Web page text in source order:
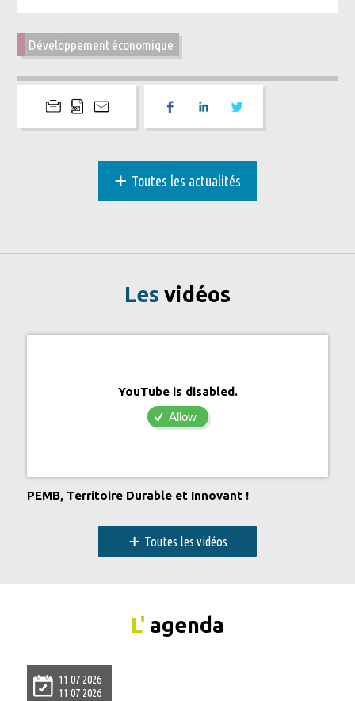
Développement économique
+ Toutes les actualités
Les vidéos
YouTube is disabled.
Allow
PEMB, Territoire Durable et Innovant !
+ Toutes les vidéos
L' agenda
11 07 2026
11 07 2026